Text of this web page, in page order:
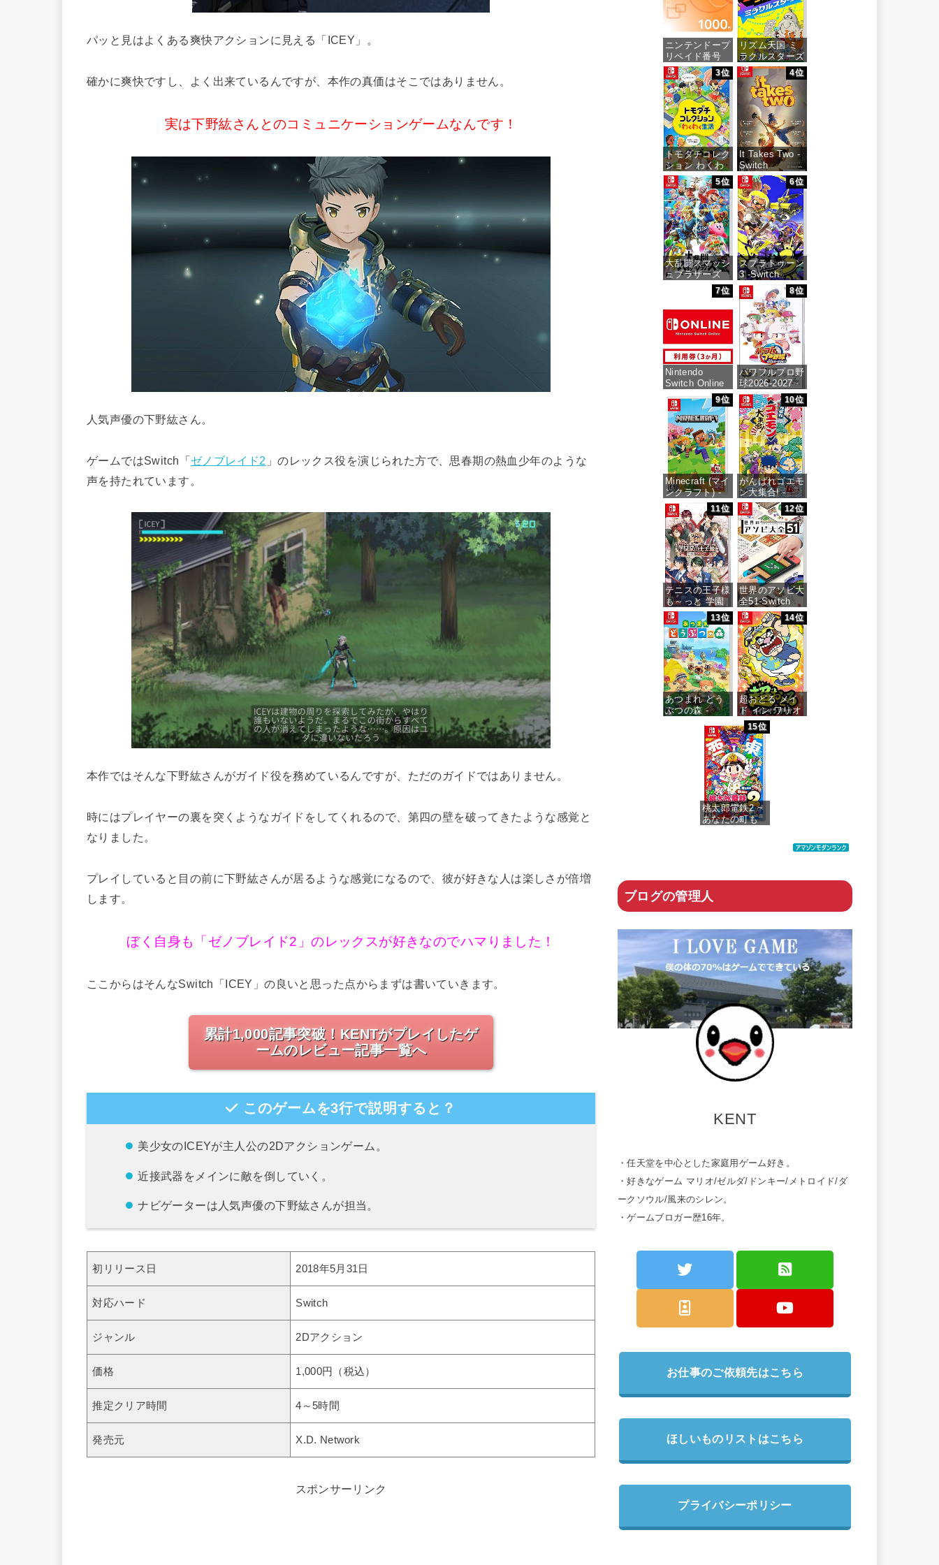
パッと見はよくある爽快アクションに見える「ICEY」。
確かに爽快ですし、よく出来ているんですが、本作の真価はそこではありません。
実は下野紘さんとのコミュニケーションゲームなんです！
人気声優の下野紘さん。
ゲームではSwitch「ゼノブレイド2 」のレックス役を演じられた方で、思春期の熱血少年のような
声を持たれています。
本作ではそんな下野紘さんがガイド役を務めているんですが、ただのガイドではありません。
時にはプレイヤーの裏を突くようなガイドをしてくれるので、第四の壁を破ってきたような感覚と
なりました。
プレイしていると目の前に下野紘さんが居るような感覚になるので、彼が好きな人は楽しさが倍増
します。
ぼく自身も「ゼノブレイド2」のレックスが好きなのでハマりました！
ここからはそんなSwitch「ICEY」の良いと思った点からまずは書いていきます。
累計1,000記事突破！KENTがプレイしたゲ
ームのレビュー記事一覧へ
このゲームを3行で説明すると？
美少女のICEYが主人公の2Dアクションゲーム。
近接武器をメインに敵を倒していく。
ナビゲーターは人気声優の下野紘さんが担当。
初リリース日 2018年5月31日
対応ハード Switch
ジャンル 2Dアクション
価格 1,000円（税込）
推定クリア時間 4～5時間
発売元 X.D. Network
スポンサーリンク
ニンテンドープ
リペイド番号
1000円|オンラ
インコード版
価格：¥1,000
リズム天国 ミ
ラクルスターズ
-Switch
価格：¥5,645
3位
トモダチコレク
ション わくわ
く生活 -Switch
価格：¥6,145
4位
It Takes Two -
Switch
価格：¥3,200
5位
大乱闘スマッシ
ュブラザーズ
SPECIAL -
価格：¥6,473
6位
スプラトゥーン
3 -Switch
価格：¥5,536
7位
Nintendo
Switch Online
利用券(個人プ
ラン3か月)|オ
ンラインコード
版
価格：¥900
8位
パワフルプロ野
球2026-2027 -
Switch
価格：¥6,927
9位
Minecraft (マイ
ンクラフト) -
Switch
価格：¥3,400
10位
がんばれゴエモ
ン大集合! -
Switch
価格：¥4,436
11位
テニスの王子様
も～っと 学園
祭の王子様
♡-40 and
more…
価格：¥7,159
12位
世界のアソビ大
全51-Switch
価格：¥3,655
13位
あつまれ どう
ぶつの森 -
価格：¥5,518
14位
超おどる メイ
ド イン ワリオ
-Switch
価格：¥4,073
15位
桃太郎電鉄2 ~
あなたの町も
ブログの管理人
KENT
・任天堂を中心とした家庭用ゲーム好き。
・好きなゲーム マリオ/ゼルダ/ドンキー/メトロイド/ダ
ークソウル/風来のシレン。
・ゲームブロガー歴16年。
お仕事のご依頼先はこちら
ほしいものリストはこちら
プライバシーポリシー